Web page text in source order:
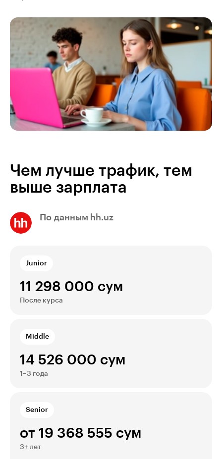
Чем лучше трафик, тем
выше зарплата
По данным hh.uz
11 298 000 сум
Junior
После курса
14 526 000 сум
Middle
1–3 года
от 19 368 555 сум
Senior
3+ лет